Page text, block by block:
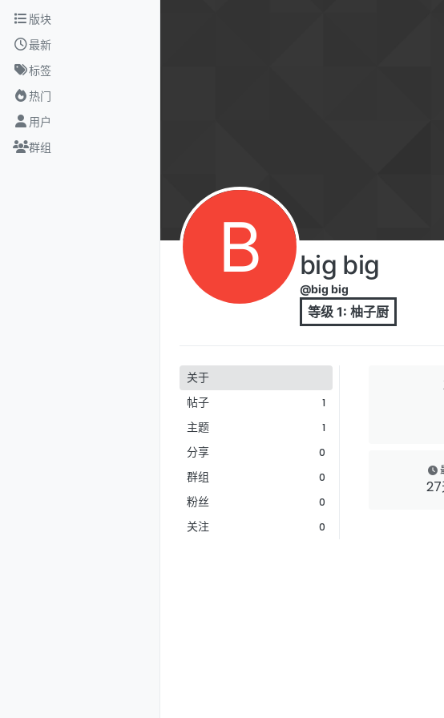
跳转至内容
版块
最新
标签
热门
用户
群组
B big big
@big big
等级 1: 柚子厨
关于
帖子
1
主题 1
分享 0
群组 0
粉丝 0
关注 0